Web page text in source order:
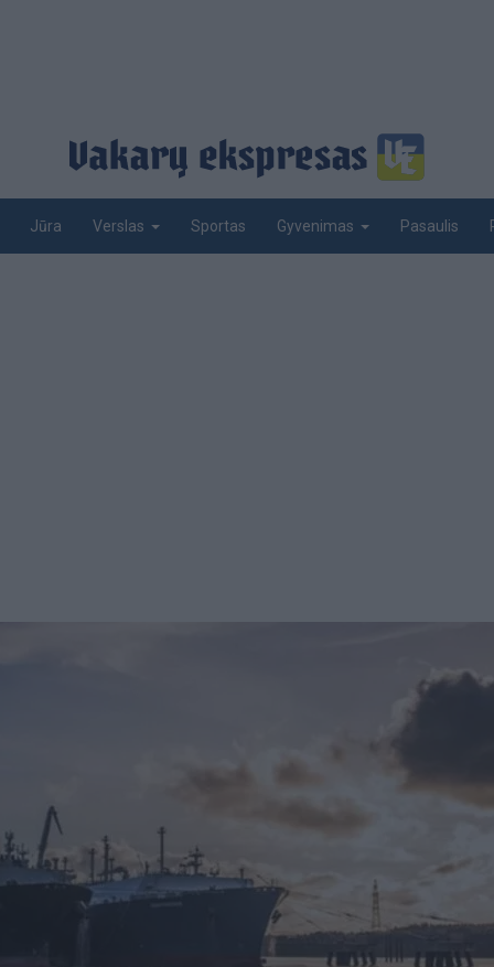
Jūra Verslas Sportas Gyvenimas Pasaulis